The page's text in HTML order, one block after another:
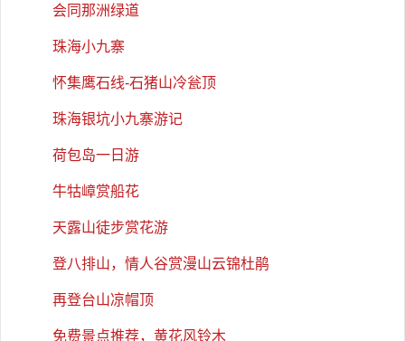
会同那洲绿道
珠海小九寨
怀集鹰石线-石猪山冷瓮顶
珠海银坑小九寨游记
荷包岛一日游
牛牯嶂赏船花
天露山徒步赏花游
登八排山，情人谷赏漫山云锦杜鹃
再登台山凉帽顶
免费景点推荐，黄花风铃木